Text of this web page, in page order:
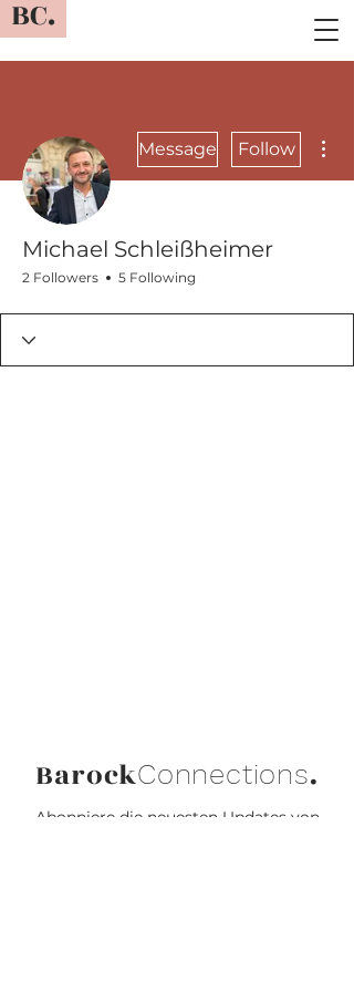
BC.
Message Follow
Michael Schleißheimer
2 Followers 5 Following
BarockConnections.
Abonniere die neuesten Updates von